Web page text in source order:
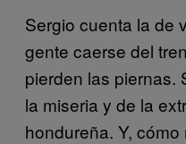
Sergio cuenta la de
gente caerse del
pierden las piernas.
la miseria y de la
hondureña. Y,